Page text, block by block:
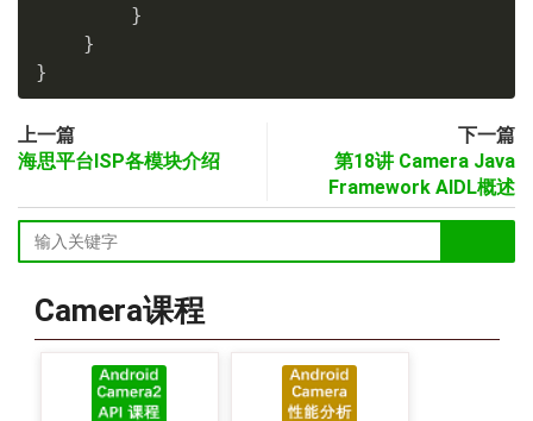
}
}
}
上一篇
海思平台ISP各模块介绍
下一篇
第18讲 Camera Java
Framework AIDL概述
Camera课程